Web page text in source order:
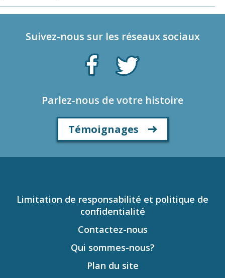
Suivez-nous sur les réseaux sociaux
Parlez-nous de votre histoire
Témoignages
Limitation de responsabilité et politique de
confidentialité
Contactez-nous
Qui sommes-nous?
Plan du site